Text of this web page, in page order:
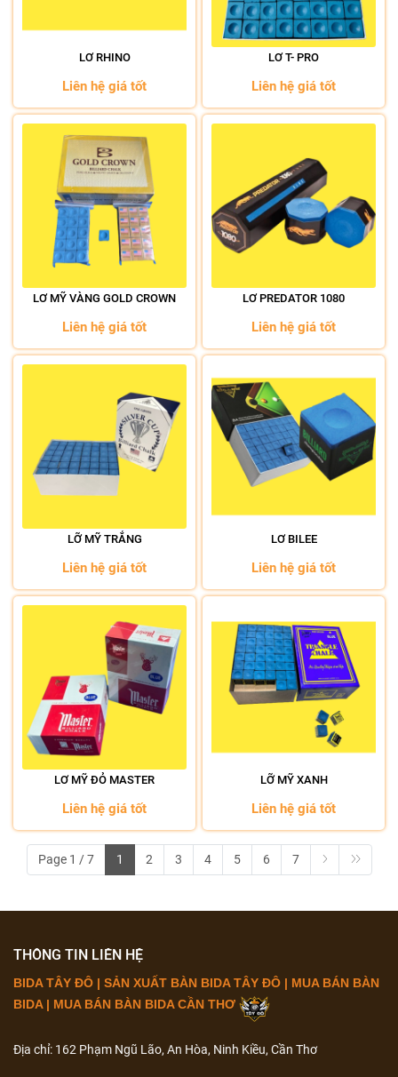
LƠ RHINO
Liên hệ giá tốt
LƠ T- PRO
Liên hệ giá tốt
LƠ MỸ VÀNG GOLD CROWN
Liên hệ giá tốt
LƠ PREDATOR 1080
Liên hệ giá tốt
LỠ MỸ TRẮNG
Liên hệ giá tốt
LƠ BILEE
Liên hệ giá tốt
LƠ MỸ ĐỎ MASTER
Liên hệ giá tốt
LỠ MỸ XANH
Liên hệ giá tốt
Page 1 / 7 1 2 3 4 5 6 7
THÔNG TIN LIÊN HỆ
BIDA TÂY ĐÔ | SẢN XUẤT BÀN BIDA TÂY ĐÔ | MUA BÁN BÀN
BIDA | MUA BÁN BÀN BIDA CẦN THƠ
Địa chỉ: 162 Phạm Ngũ Lão, An Hòa, Ninh Kiều, Cần Thơ